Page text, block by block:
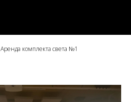
Аренда комплекта света №1